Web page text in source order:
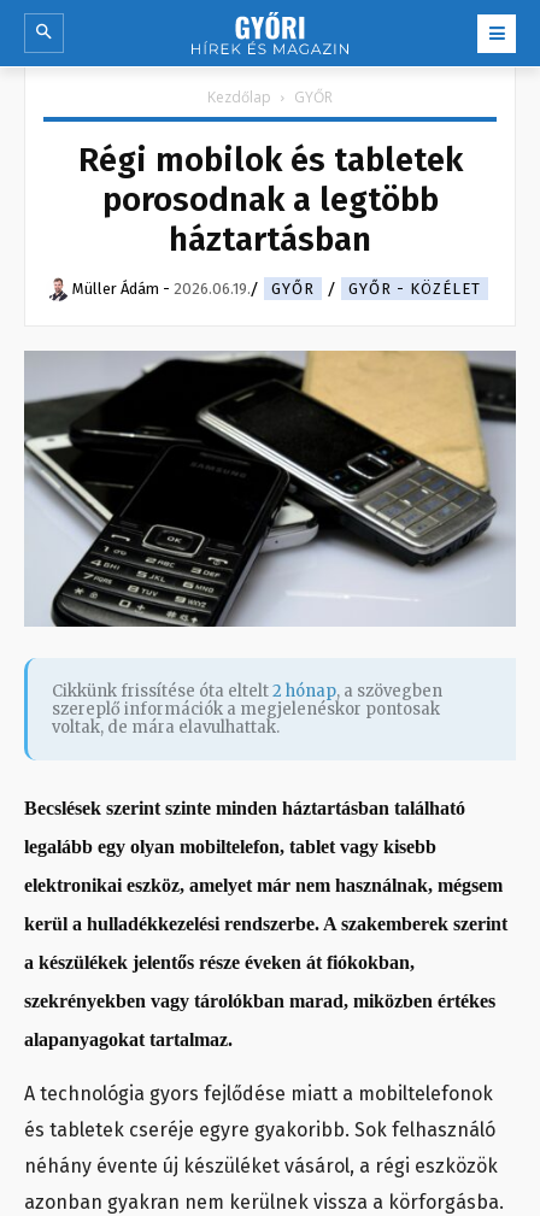
Kezdőlap GYŐR
Régi mobilok és tabletek
porosodnak a legtöbb
háztartásban
Müller Ádám - 2026.06.19. GYŐR GYŐR - KÖZÉLET
Cikkünk frissítése óta eltelt2 hónap, a szövegben
szereplő információk a megjelenéskor pontosak
voltak, de mára elavulhattak.
Becslések szerint szinte minden háztartásban található
legalább egy olyan mobiltelefon, tablet vagy kisebb
elektronikai eszköz, amelyet már nem használnak, mégsem
kerül a hulladékkezelési rendszerbe. A szakemberek szerint
a készülékek jelentős része éveken át fiókokban,
szekrényekben vagy tárolókban marad, miközben értékes
alapanyagokat tartalmaz.
A technológia gyors fejlődése miatt a mobiltelefonok
és tabletek cseréje egyre gyakoribb. Sok felhasználó
néhány évente új készüléket vásárol, a régi eszközök
azonban gyakran nem kerülnek vissza a körforgásba.